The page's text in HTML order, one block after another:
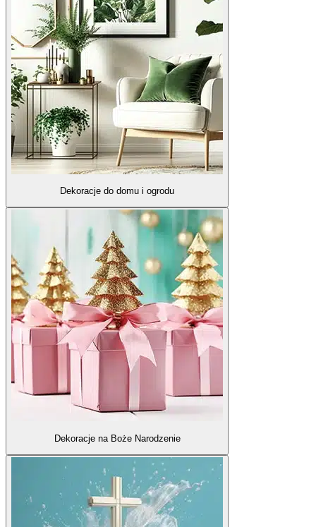
Dekoracje do domu i ogrodu
Dekoracje na Boże Narodzenie